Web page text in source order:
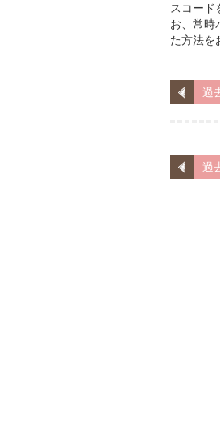
スコード
お、常時
た方法を
過
過